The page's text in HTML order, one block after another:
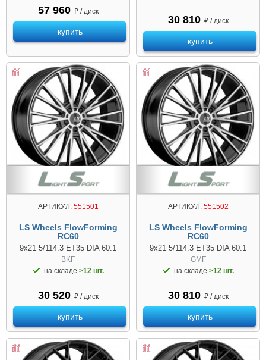
57 960 ₽ / диск
купить
30 810 ₽ / диск
купить
АРТИКУЛ:551501
LS Wheels FlowForming
RC60
9x21 5/114.3 ET35 DIA 60.1
BKF
на складе >12 шт.
30 520 ₽ / диск
купить
АРТИКУЛ:551502
LS Wheels FlowForming
RC60
9x21 5/114.3 ET35 DIA 60.1
GMF
на складе >12 шт.
30 810 ₽ / диск
купить